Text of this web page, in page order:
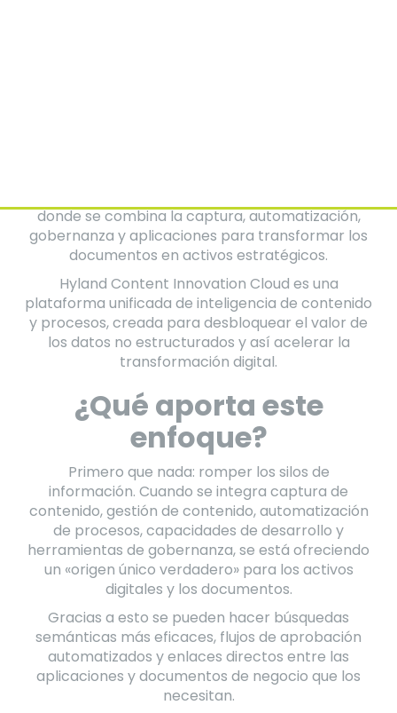
donde se combina la captura, automatización,
gobernanza y aplicaciones para transformar los
documentos en activos estratégicos.
Hyland Content Innovation Cloud es una
plataforma unificada de inteligencia de contenido
y procesos, creada para desbloquear el valor de
los datos no estructurados y así acelerar la
transformación digital.
¿Qué aporta este
enfoque?
Primero que nada: romper los silos de
información. Cuando se integra captura de
contenido, gestión de contenido, automatización
de procesos, capacidades de desarrollo y
herramientas de gobernanza, se está ofreciendo
un «origen único verdadero» para los activos
digitales y los documentos.
Gracias a esto se pueden hacer búsquedas
semánticas más eficaces, flujos de aprobación
automatizados y enlaces directos entre las
aplicaciones y documentos de negocio que los
necesitan.